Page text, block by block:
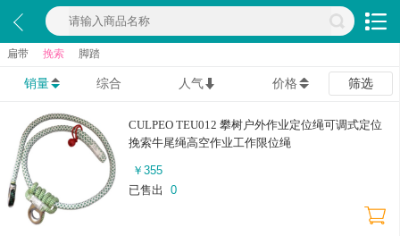
扁带 挽索 脚踏
销量 综合 人气 价格 筛选
CULPEO TEU012 攀树户外作业定位绳可调式定位
挽索牛尾绳高空作业工作限位绳
￥ 355
已售出
0